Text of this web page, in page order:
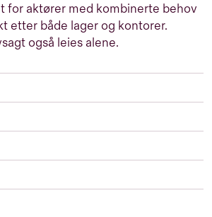
for aktører med kombinerte behov
etter både lager og kontorer.
også leies alene.